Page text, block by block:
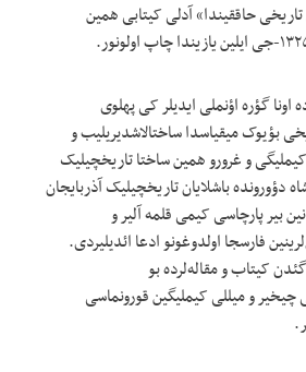
تاریخی حاققیندا» آدلی کیتابی همین
اونا گؤره اؤنملی ایدیلر کی پهلوی
بؤیوک میقیاسدا ساختالاشدیریلیب و
کیملیگی و غرورو همین ساختا تاریخچیلیک
دؤورونده باشلایان تاریخچیلیک آذربایجان
بیر پارچاسی کیمی قلمه آلیر و
فارسجا اولدوغونو ادعا ائدیلیردی.
کیتاب و مقاله‌لرده بو
چیخیر و میللی کیملیگین قورونماسی